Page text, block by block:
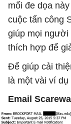
mối đe dọa
cuộc tấn công
giúp mọi người
thích hợp để
Để giúp cải
là một vài ví
Email